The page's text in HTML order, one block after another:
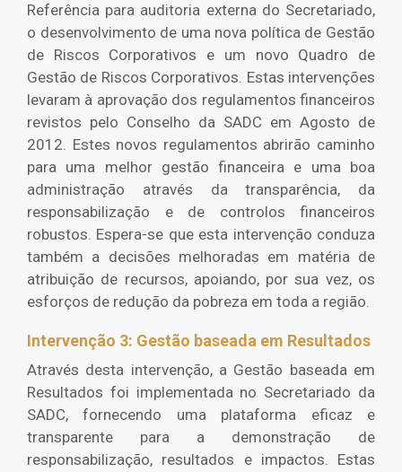
Referência para auditoria externa do Secretariado,
o desenvolvimento de uma nova política de Gestão
de Riscos Corporativos e um novo Quadro de
Gestão de Riscos Corporativos. Estas intervenções
levaram à aprovação dos regulamentos financeiros
revistos pelo Conselho da SADC em Agosto de
2012. Estes novos regulamentos abrirão caminho
para uma melhor gestão financeira e uma boa
administração através da transparência, da
responsabilização e de controlos financeiros
robustos. Espera-se que esta intervenção conduza
também a decisões melhoradas em matéria de
atribuição de recursos, apoiando, por sua vez, os
esforços de redução da pobreza em toda a região.
Intervenção 3: Gestão baseada em Resultados
Através desta intervenção, a Gestão baseada em
Resultados foi implementada no Secretariado da
SADC, fornecendo uma plataforma eficaz e
transparente para a demonstração de
responsabilização, resultados e impactos. Estas